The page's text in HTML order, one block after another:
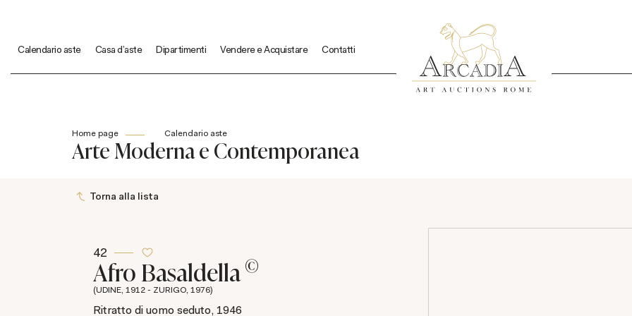
Calendario aste Casa d'aste Dipartimenti Vendere e Acquistare Contatti
Home page Calendario aste
Arte Moderna e Contemporanea
Torna alla lista
42
Afro Basaldella©
(UDINE, 1912 - ZURIGO, 1976)
Ritratto di uomo seduto, 1946